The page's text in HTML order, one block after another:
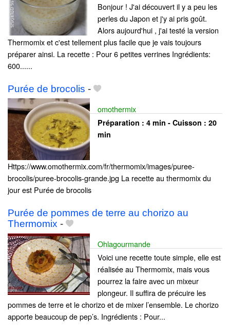
Bonjour ! J'ai découvert il y a peu les
perles du Japon et j'y ai pris goût.
Alors aujourd'hui , j'ai testé la version
Thermomix et c'est tellement plus facile que je vais toujours
préparer ainsi. La recette : Pour 6 petites verrines Ingrédients:
600......
Purée de brocolis -
omothermix
Préparation : 4 min - Cuisson : 20
min
Https://www.omothermix.com/fr/thermomix/images/puree-
brocolis/puree-brocolis-grande.jpg La recette au thermomix du
jour est Purée de brocolis
Purée de pommes de terre au chorizo au
Thermomix -
Ohlagourmande
Voici une recette toute simple, elle est
réalisée au Thermomix, mais vous
pourrez la faire avec un mixeur
plongeur. Il suffira de précuire les
pommes de terre et le chorizo et de mixer l’ensemble. Le chorizo
apporte beaucoup de pep’s. Ingrédients : Pour...